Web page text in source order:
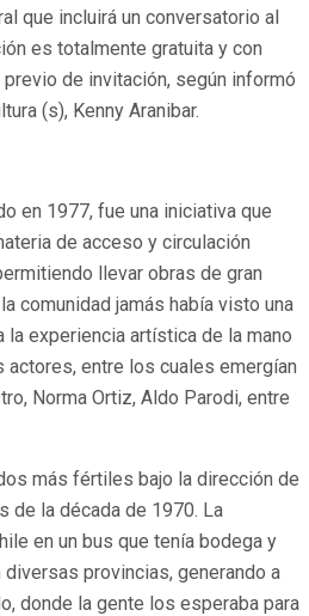
que incluirá un conversatorio al
es totalmente gratuita y con
de invitación, según informó
(s), Kenny Aranibar.
en 1977, fue una iniciativa que
de acceso y circulación
llevar obras de gran
comunidad jamás había visto una
la experiencia artística de la mano
actores, entre los cuales emergían
Norma Ortiz, Aldo Parodi, entre
más fértiles bajo la dirección de
de la década de 1970. La
en un bus que tenía bodega y
provincias, generando a
donde la gente los esperaba para